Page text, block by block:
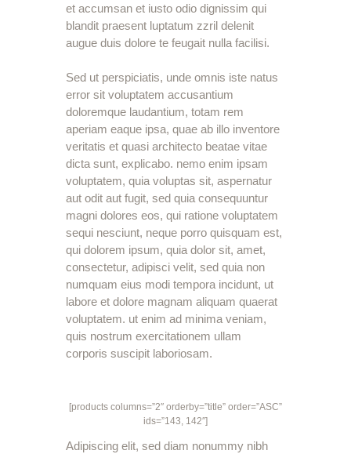
et accumsan et iusto odio dignissim qui
blandit praesent luptatum zzril delenit
augue duis dolore te feugait nulla facilisi.
Sed ut perspiciatis, unde omnis iste natus
error sit voluptatem accusantium
doloremque laudantium, totam rem
aperiam eaque ipsa, quae ab illo inventore
veritatis et quasi architecto beatae vitae
dicta sunt, explicabo. nemo enim ipsam
voluptatem, quia voluptas sit, aspernatur
aut odit aut fugit, sed quia consequuntur
magni dolores eos, qui ratione voluptatem
sequi nesciunt, neque porro quisquam est,
qui dolorem ipsum, quia dolor sit, amet,
consectetur, adipisci velit, sed quia non
numquam eius modi tempora incidunt, ut
labore et dolore magnam aliquam quaerat
voluptatem. ut enim ad minima veniam,
quis nostrum exercitationem ullam
corporis suscipit laboriosam.
[products columns=”2″ orderby=”title” order=”ASC”
ids=”143, 142″]
Adipiscing elit, sed diam nonummy nibh